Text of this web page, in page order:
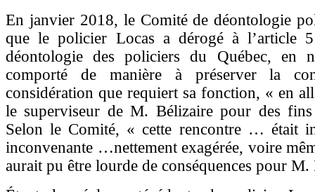
En janvier 2018, le Comité de déontologie
que le policier Locas a dérogé à l’article
déontologie des policiers du Québec, en
comporté de manière à préserver la
considération que requiert sa fonction, « en
le superviseur de M. Bélizaire pour des
Selon le Comité, « cette rencontre … était
inconvenante …nettement exagérée, voire
aurait pu être lourde de conséquences pour